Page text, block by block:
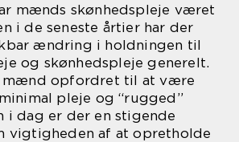
mænds skønhedspleje været
i de seneste årtier har der
ændring i holdningen til
og skønhedspleje generelt.
mænd opfordret til at være
pleje og “rugged”
i dag er der en stigende
vigtigheden af at opretholde